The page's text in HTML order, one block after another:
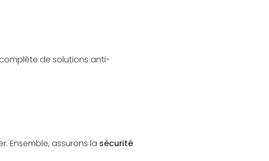
de solutions anti-
Ensemble, assurons la sécurité